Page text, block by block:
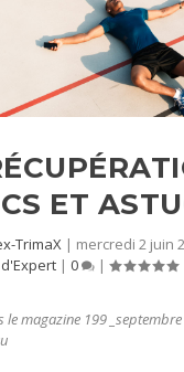
ET
TrimaX | mercredi 2 juin
d'Expert | 0 |
le magazine 199